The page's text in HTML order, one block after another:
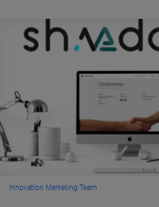
Innovation Marketing Team